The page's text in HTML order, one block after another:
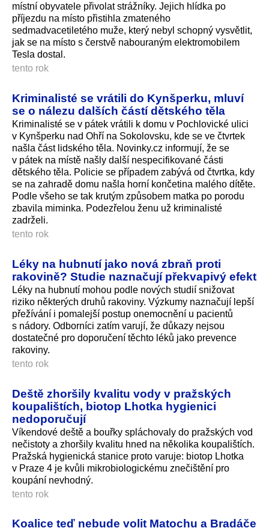
místní obyvatele přivolat strážníky. Jejich hlídka po
příjezdu na místo přistihla zmateného
sedmadvacetiletého muže, který nebyl schopný vysvětlit,
jak se na místo s čerstvě nabouraným elektromobilem
Tesla dostal.
tento rok
Kriminalisté se vrátili do Kynšperku, mluví
se o nálezu dalších částí dětského těla
Kriminalisté se v pátek vrátili k domu v Pochlovické ulici
v Kynšperku nad Ohří na Sokolovsku, kde se ve čtvrtek
našla část lidského těla. Novinky.cz informují, že se
v pátek na místě našly další nespecifikované části
dětského těla. Policie se případem zabývá od čtvrtka, kdy
se na zahradě domu našla horní končetina malého dítěte.
Podle všeho se tak krutým způsobem matka po porodu
zbavila miminka. Podezřelou ženu už kriminalisté
zadrželi.
tento rok
Léky na hubnutí jako nová zbraň proti
rakovině? Studie naznačují překvapivý efekt
Léky na hubnutí mohou podle nových studií snižovat
riziko některých druhů rakoviny. Výzkumy naznačují lepší
přežívání i pomalejší postup onemocnění u pacientů
s nádory. Odborníci zatím varují, že důkazy nejsou
dostatečné pro doporučení těchto léků jako prevence
rakoviny.
tento rok
Deště zhoršily kvalitu vody v pražských
koupalištích, biotop Lhotka hygienici
nedoporučují
Víkendové deště a bouřky spláchovaly do pražských vod
nečistoty a zhoršily kvalitu hned na několika koupalištích.
Pražská hygienická stanice proto varuje: biotop Lhotka
v Praze 4 je kvůli mikrobiologickému znečištění pro
koupání nevhodný.
tento rok
Koalice teď nebude volit Matochu a Bradáče